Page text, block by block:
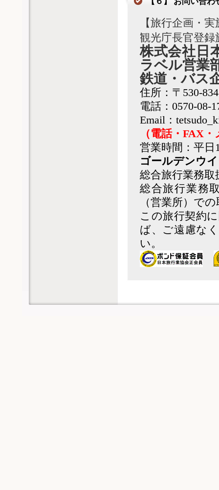
【旅行企画・実
観光庁長官登録
株式会社日
ラベル営業
鉄道・バス
住所：〒530-
電話：0570-08-
Email：
（電話・FAX
営業時間：平日
ゴールデンウ
総合旅行業務
総合旅行業務
（営業所）で
この旅行契約
ば、ご遠慮な
い。